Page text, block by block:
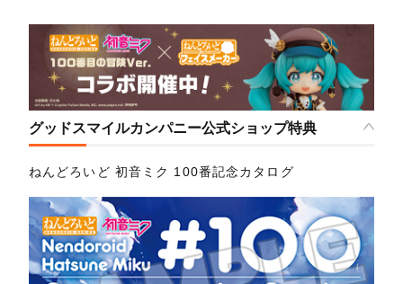
グッドスマイルカンパニー公式ショップ特典
ねんどろいど 初音ミク 100番記念カタログ